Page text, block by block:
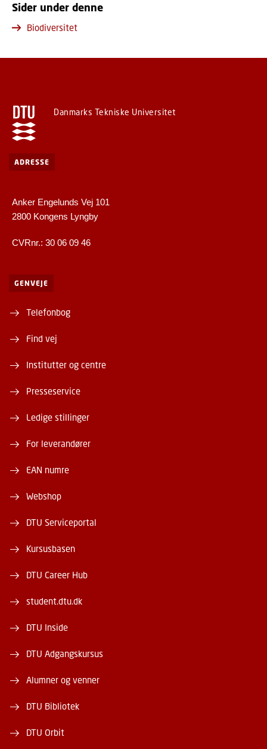
Sider under denne
Biodiversitet
Danmarks Tekniske Universitet
ADRESSE
Anker Engelunds Vej 101
2800 Kongens Lyngby
CVRnr.: 30 06 09 46
GENVEJE
Telefonbog
Find vej
Institutter og centre
Presseservice
Ledige stillinger
For leverandører
EAN numre
Webshop
DTU Serviceportal
Kursusbasen
DTU Career Hub
student.dtu.dk
DTU Inside
DTU Adgangskursus
Alumner og venner
DTU Bibliotek
DTU Orbit